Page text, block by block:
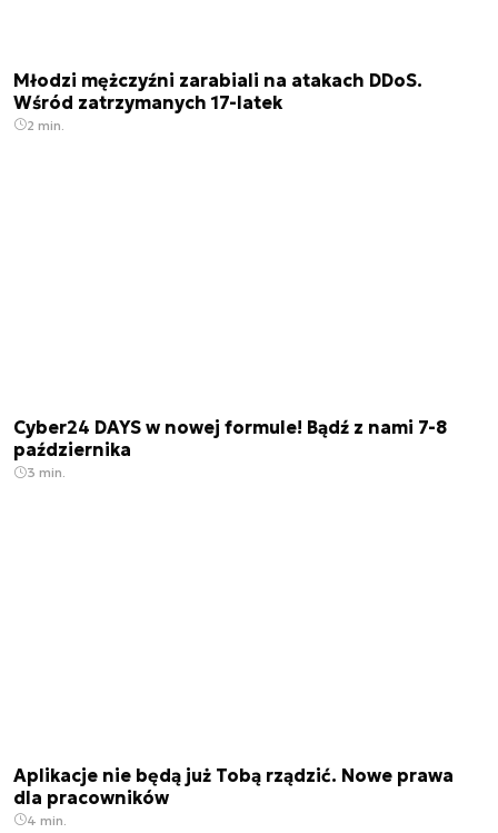
Młodzi mężczyźni zarabiali na atakach DDoS.
Wśród zatrzymanych 17-latek
2 min.
Cyber24 DAYS w nowej formule! Bądź z nami 7-8
października
3 min.
Aplikacje nie będą już Tobą rządzić. Nowe prawa
dla pracowników
4 min.